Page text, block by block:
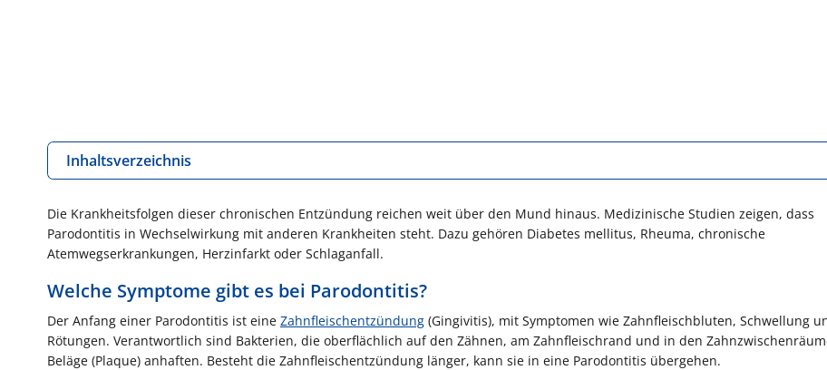
Inhaltsverzeichnis
Die Krankheitsfolgen dieser chronischen Entzündung reichen weit über den Mund hinaus. Medizinische Studien zeigen, dass
Parodontitis in Wechselwirkung mit anderen Krankheiten steht. Dazu gehören Diabetes mellitus, Rheuma, chronische
Atemwegserkrankungen, Herzinfarkt oder Schlaganfall.
Welche Symptome gibt es bei Parodontitis?
Der Anfang einer Parodontitis ist eine Zahnfleischentzündung (Gingivitis), mit Symptomen wie Zahnfleischbluten, Schwellung
Rötungen. Verantwortlich sind Bakterien, die oberflächlich auf den Zähnen, am Zahnfleischrand und in den
Beläge (Plaque) anhaften. Besteht die Zahnfleischentzündung länger, kann sie in eine Parodontitis übergehen.